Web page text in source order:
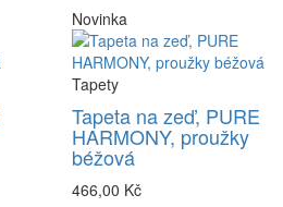
Novinka
Tapety
Tapeta na zeď, PURE
HARMONY, proužky
béžová
466,00 Kč